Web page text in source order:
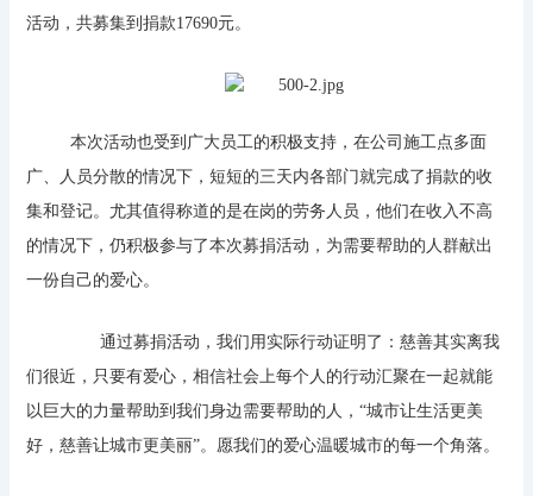
活动，共募集到捐款17690元。
本次活动也受到广大员工的积极支持，在公司施工点多面
广、人员分散的情况下，短短的三天内各部门就完成了捐款的收
集和登记。尤其值得称道的是在岗的劳务人员，他们在收入不高
的情况下，仍积极参与了本次募捐活动，为需要帮助的人群献出
一份自己的爱心。
通过募捐活动，我们用实际行动证明了：慈善其实离我
们很近，只要有爱心，相信社会上每个人的行动汇聚在一起就能
以巨大的力量帮助到我们身边需要帮助的人，“城市让生活更美
好，慈善让城市更美丽”。愿我们的爱心温暖城市的每一个角落。